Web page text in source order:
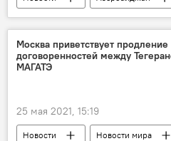
Новости мира
Политика
Москва приветствует продление
договоренностей между
МАГАТЭ
25 мая 2021, 15:19
Новости Новости мира